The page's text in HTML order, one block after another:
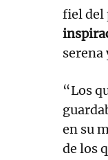
fiel del
serena
“Los
en su
de los